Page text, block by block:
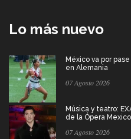
Lo más nuevo
México va por
en Alemania
07 Agosto 2026
Música y teatro:
de la Ópera Mexico
07 Agosto 2026